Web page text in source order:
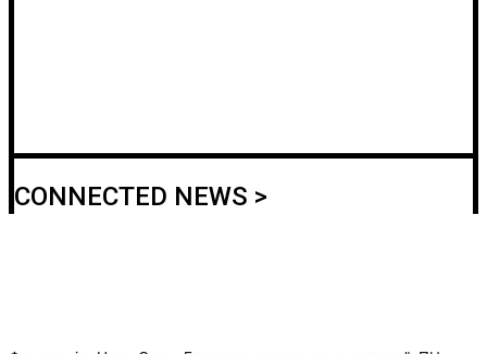
CONNECTED NEWS >